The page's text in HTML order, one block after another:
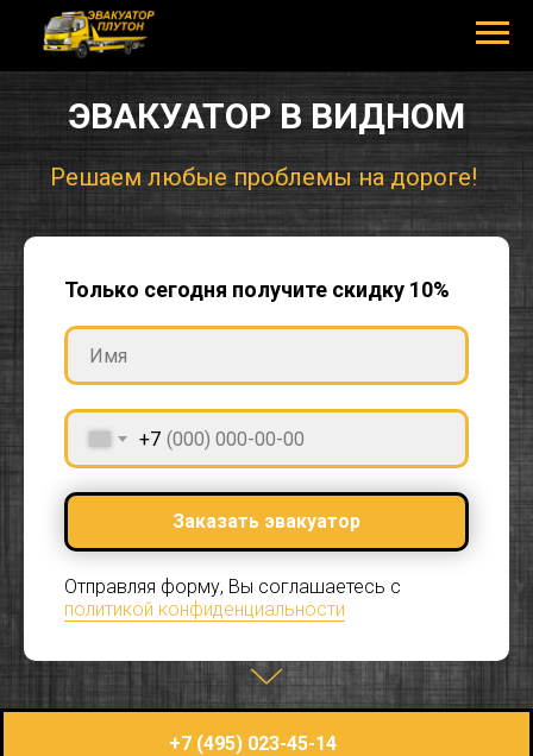
ЭВАКУАТОР В ВИДНОМ
Решаем любы|
Только сегодня получите скидку 10%
+7
Заказать эвакуатор
Отправляя форму, Вы соглашаетесь с
политикой конфиденциальности
+7 (495) 023-45-14